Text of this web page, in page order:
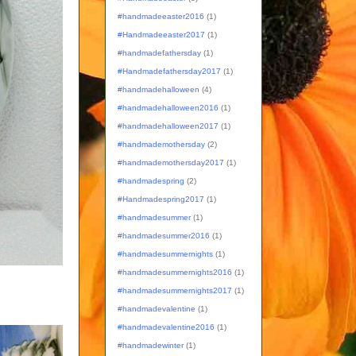
#handmadeeaster2016 (1)
#Handmadeeaster2017 (1)
#handmadefathersday (1)
#Handmadefathersday2017 (1)
#handmadehalloween (4)
#handmadehalloween2016 (1)
#handmadehalloween2017 (1)
#handmademothersday (2)
#handmademothersday2017 (1)
#handmadespring (2)
#Handmadespring2017 (1)
#handmadesummer (1)
#handmadesummer2016 (1)
#handmadesummernights (1)
#handmadesummernights2016 (1)
#handmadesummernights2017 (1)
#handmadevalentine (1)
#handmadevalentine2016 (1)
#handmadewinter (1)